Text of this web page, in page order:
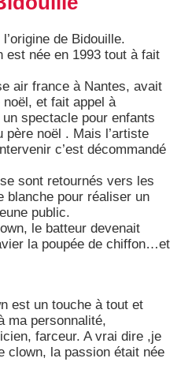
de Bidouille.
est née en 1993 tout à fait
air france à Nantes, avait
et fait appel à
spectacle pour enfants
père noël . Mais l’artiste
c’est décommandé
sont retournés vers les
blanche pour réaliser un
public.
le batteur devenait
la poupée de chiffon…et
est un touche à tout et
ma personnalité,
farceur. A vrai dire ,je
clown, la passion était née